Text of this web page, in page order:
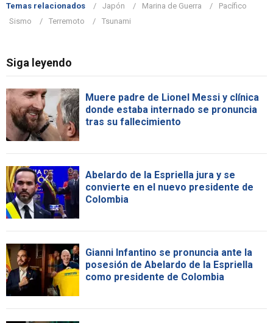
Temas relacionados Japón Marina de Guerra
Pacífico
Sismo
Terremoto Tsunami
Siga leyendo
Muere padre de Lionel Messi y clínica
donde estaba internado se pronuncia
tras su fallecimiento
Abelardo de la Espriella jura y se
convierte en el nuevo presidente de
Colombia
Gianni Infantino se pronuncia ante la
posesión de Abelardo de la Espriella
como presidente de Colombia